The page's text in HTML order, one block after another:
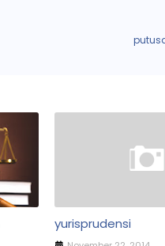
yurisprudensi